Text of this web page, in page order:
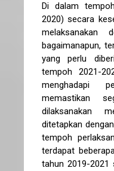
Di dalam
2020) secara
melaksanakan
bagaimanapun,
yang perlu
tempoh 2021-
menghadapi
memastikan
dilaksanakan
ditetapkan
tempoh
terdapat
tahun 2019-2021